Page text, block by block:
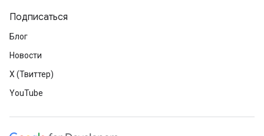
Подписаться
Блог
Новости
X (Твиттер)
YouTube